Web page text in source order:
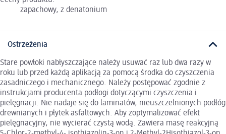
zapachowy, z denatonium
Ostrzeżenia
Stare powłoki nabłyszczające należy usuwać raz lub dwa razy w
roku lub przed każdą aplikacją za pomocą środka do czyszczenia
zasadniczego i mechanicznego. Należy postępować zgodnie z
instrukcjami producenta podłogi dotyczącymi czyszczenia i
pielęgnacji. Nie nadaje się do laminatów, nieuszczelnionych podłóg
drewnianych i płytek asfaltowych. Aby zoptymalizować efekt
pielęgnacyjny, nie wycierać czystą wodą. Zawiera masę reakcyjną